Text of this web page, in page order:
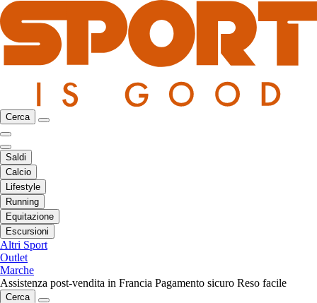
Cerca
Saldi
Calcio
Lifestyle
Running
Equitazione
Escursioni
Altri Sport
Outlet
Marche
Assistenza post-vendita in Francia Pagamento sicuro Reso facile
Cerca